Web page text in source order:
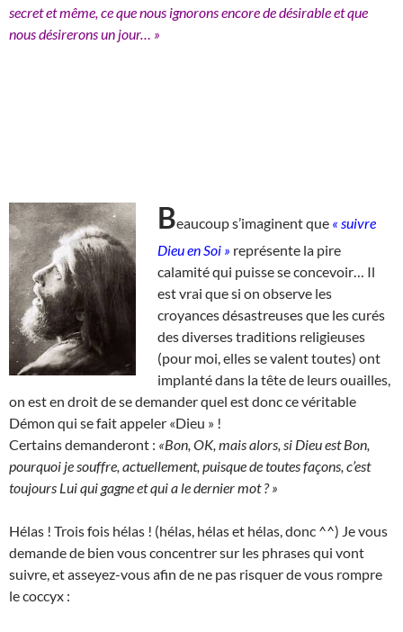
secret et même, ce que nous ignorons encore de désirable et que
nous désirerons un jour… »
Beaucoup s’imaginent que « suivre
Dieu en Soi » représente la pire
calamité qui puisse se concevoir… Il
est vrai que si on observe les
croyances désastreuses que les curés
des diverses traditions religieuses
(pour moi, elles se valent toutes) ont
implanté dans la tête de leurs ouailles,
on est en droit de se demander quel est donc ce véritable
Démon qui se fait appeler «Dieu » !
Certains demanderont : «Bon, OK, mais alors, si Dieu est Bon,
pourquoi je souffre, actuellement, puisque de toutes façons, c’est
toujours Lui qui gagne et qui a le dernier mot ? »
Hélas ! Trois fois hélas ! (hélas, hélas et hélas, donc ^^) Je vous
demande de bien vous concentrer sur les phrases qui vont
suivre, et asseyez-vous afin de ne pas risquer de vous rompre
le coccyx :